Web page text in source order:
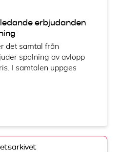
erbjudanden
det samtal från
spolning av avlopp
I samtalen uppges